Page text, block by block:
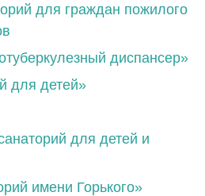
для граждан пожилого
диспансер»
для детей»
для детей и
имени Горького»